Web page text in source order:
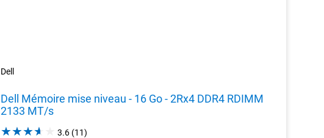
Dell
Dell Mémoire mise niveau - 16 Go - 2Rx4 DDR4 RDIMM
2133 MT/s
3.6 (11)